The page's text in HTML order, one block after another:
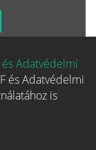
és Adatvédelmi
és Adatvédelmi
is